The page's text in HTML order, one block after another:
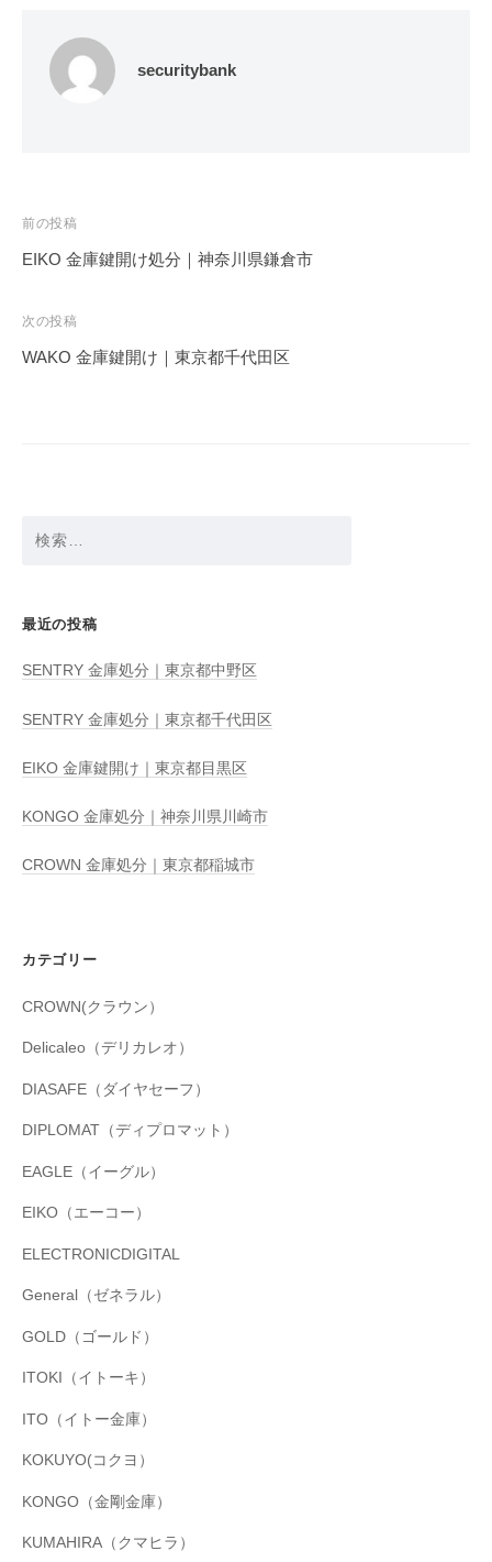
securitybank
投
稿
ビ
ゲ
前の投稿
EIKO 金庫鍵開け処分｜神奈川県鎌倉市
次の投稿
WAKO 金庫鍵開け｜東京都千代田区
最近の投稿
SENTRY 金庫処分｜東京都中野区
SENTRY 金庫処分｜東京都千代田区
EIKO 金庫鍵開け｜東京都目黒区
KONGO 金庫処分｜神奈川県川崎市
CROWN 金庫処分｜東京都稲城市
カテゴリー
CROWN(クラウン）
Delicaleo（デリカレオ）
DIASAFE（ダイヤセーフ）
DIPLOMAT（ディプロマット）
EAGLE（イーグル）
EIKO（エーコー）
ELECTRONICDIGITAL
General（ゼネラル）
GOLD（ゴールド）
ITOKI（イトーキ）
ITO（イトー金庫）
KOKUYO(コクヨ）
KONGO（金剛金庫）
KUMAHIRA（クマヒラ）